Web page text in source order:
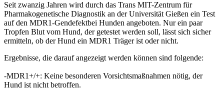
Seit zwanzig Jahren wird durch das Trans MIT-Zentrum für
Pharmakogenetische Diagnostik an der Universität Gießen ein Test
auf den MDR1-Gendefektbei Hunden angeboten. Nur ein paar
Tropfen Blut vom Hund, der getestet werden soll, lässt sich sicher
ermitteln, ob der Hund ein MDR1 Träger ist oder nicht.
Ergebnisse, die darauf angezeigt werden können sind folgende:
-MDR1+/+: Keine besonderen Vorsichtsmaßnahmen nötig, der
Hund ist nicht betroffen.